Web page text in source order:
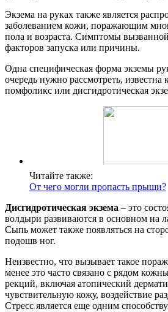
Экзема на руках также является
заболеванием кожи, поражающим
пола и возраста. Симптомы
факторов запуска или причины.
Одна специфическая форма экземы
очередь нужно рассмотреть, известна
помфоликс или дисгидротическая
Читайте также:
От чего могли пропасть прыщи?
Дисгидротическая экзема – это
волдыри развиваются в основном на
Сыпь может также появляться на
подошв ног.
Неизвестно, что вызывает такое
менее это часто связано с рядом
рекций, включая атопический
чувствительную кожу, воздействие
Стресс является еще одним